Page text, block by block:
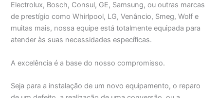
Electrolux, Bosch, Consul, GE, Samsung, ou outras marcas
de prestígio como Whirlpool, LG, Venâncio, Smeg, Wolf e
muitas mais, nossa equipe está totalmente equipada para
atender às suas necessidades específicas.
A excelência é a base do nosso compromisso.
Seja para a instalação de um novo equipamento, o reparo